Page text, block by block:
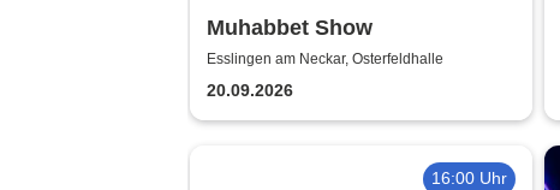
Muhabbet Show
Esslingen am Neckar, Osterfeldhalle
20.09.2026
16:00 Uhr